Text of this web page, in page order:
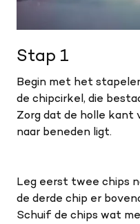
Stap 1
Begin met het
de chipcirkel, die
Zorg dat de holle kant
naar beneden ligt.
Leg eerst twee chips
de derde chip er
Schuif de chips wat